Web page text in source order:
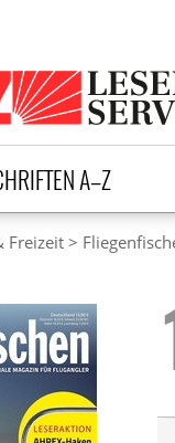
A–Z
Freizeit